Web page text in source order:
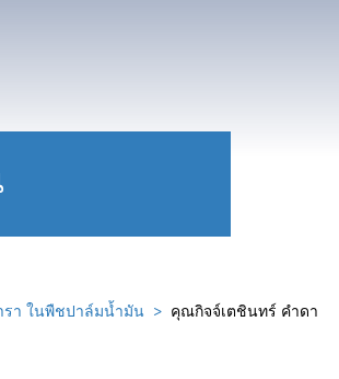
รา ในพืชปาล์มน้ำมัน คุณกิจจ์เตชินทร์ คําดา